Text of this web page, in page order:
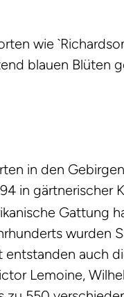
wie
blauen Blüten
in den
in gärtnerischer
Gattung
wurden
auch
Lemoine,